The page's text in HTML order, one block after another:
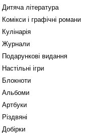
Дитяча література
Комікси і графічні романи
Кулінарія
Журнали
Подарункові видання
Настільні ігри
Блокноти
Альбоми
Артбуки
Різдвяні
Добірки